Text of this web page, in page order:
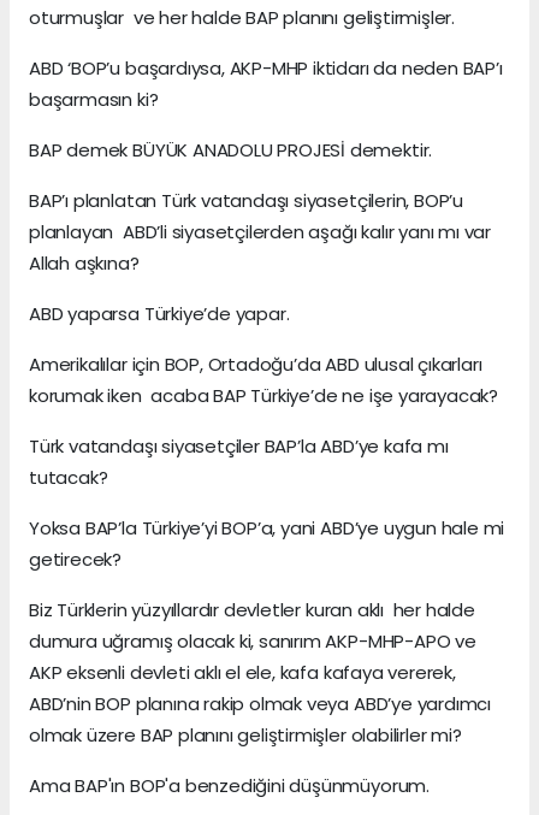
oturmuşlar ve her halde BAP planını geliştirmişler.
ABD ‘BOP’u başardıysa, AKP-MHP iktidarı da neden BAP’ı
başarmasın ki?
BAP demek BÜYÜK ANADOLU PROJESİ demektir.
BAP’ı planlatan Türk vatandaşı siyasetçilerin, BOP’u
planlayan ABD’li siyasetçilerden aşağı kalır yanı mı var
Allah aşkına?
ABD yaparsa Türkiye’de yapar.
Amerikalılar için BOP, Ortadoğu’da ABD ulusal çıkarları
korumak iken acaba BAP Türkiye’de ne işe yarayacak?
Türk vatandaşı siyasetçiler BAP’la ABD’ye kafa mı
tutacak?
Yoksa BAP’la Türkiye’yi BOP’a, yani ABD’ye uygun hale mi
getirecek?
Biz Türklerin yüzyıllardır devletler kuran aklı her halde
dumura uğramış olacak ki, sanırım AKP-MHP-APO ve
AKP eksenli devleti aklı el ele, kafa kafaya vererek,
ABD’nin BOP planına rakip olmak veya ABD’ye yardımcı
olmak üzere BAP planını geliştirmişler olabilirler mi?
Ama BAP'ın BOP'a benzediğini düşünmüyorum.